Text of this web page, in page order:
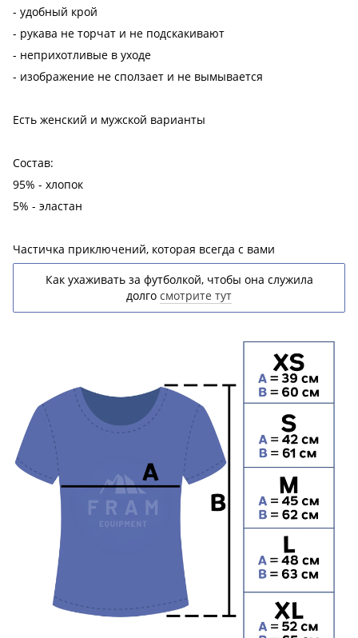
- удобный крой
- рукава не торчат и не подскакивают
- неприхотливые в уходе
- изображение не сползает и не вымывается
Есть женский и мужской варианты
Состав:
95% - хлопок
5% - эластан
Частичка приключений, которая всегда с вами
Как ухаживать за футболкой, чтобы она служила
долго смотрите тут